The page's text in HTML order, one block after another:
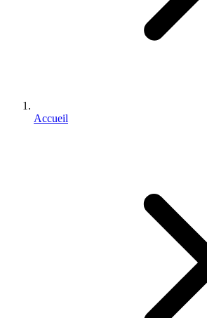
Accueil